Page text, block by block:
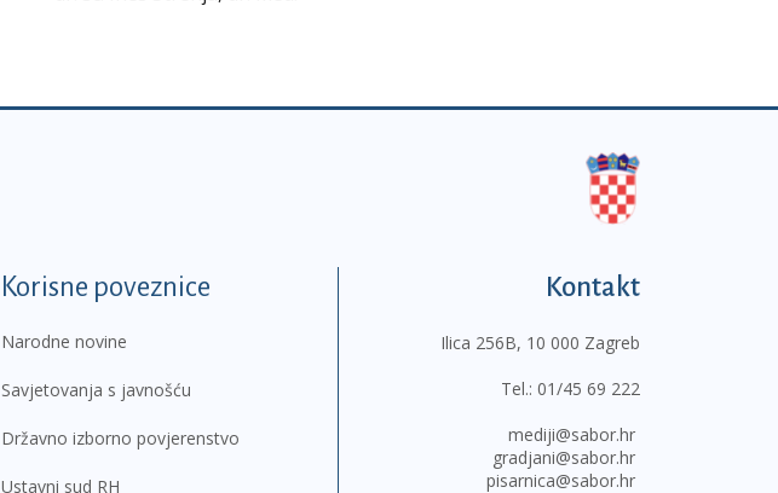
Korisne poveznice
Narodne novine
Savjetovanja s javnošću
Državno izborno povjerenstvo
Ustavni sud RH
Kontakt
Ilica 256B, 10 000 Zagreb
Tel.: 01/45 69 222
mediji@sabor.hr
gradjani@sabor.hr
pisarnica@sabor.hr